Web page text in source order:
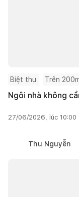
Biệt thự Trên
Ngôi nhà không
27/06/2026, lúc 10:00
Thu Nguyễn